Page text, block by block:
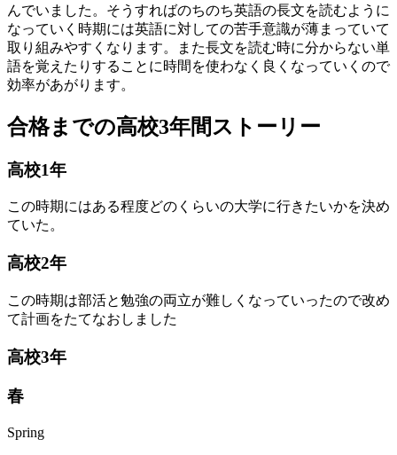
んでいました。そうすればのちのち英語の長文を読むように
なっていく時期には英語に対しての苦手意識が薄まっていて
取り組みやすくなります。また長文を読む時に分からない単
語を覚えたりすることに時間を使わなく良くなっていくので
効率があがります。
合格までの高校3年間ストーリー
高校1年
この時期にはある程度どのくらいの大学に行きたいかを決め
ていた。
高校2年
この時期は部活と勉強の両立が難しくなっていったので改め
て計画をたてなおしました
高校3年
春
Spring